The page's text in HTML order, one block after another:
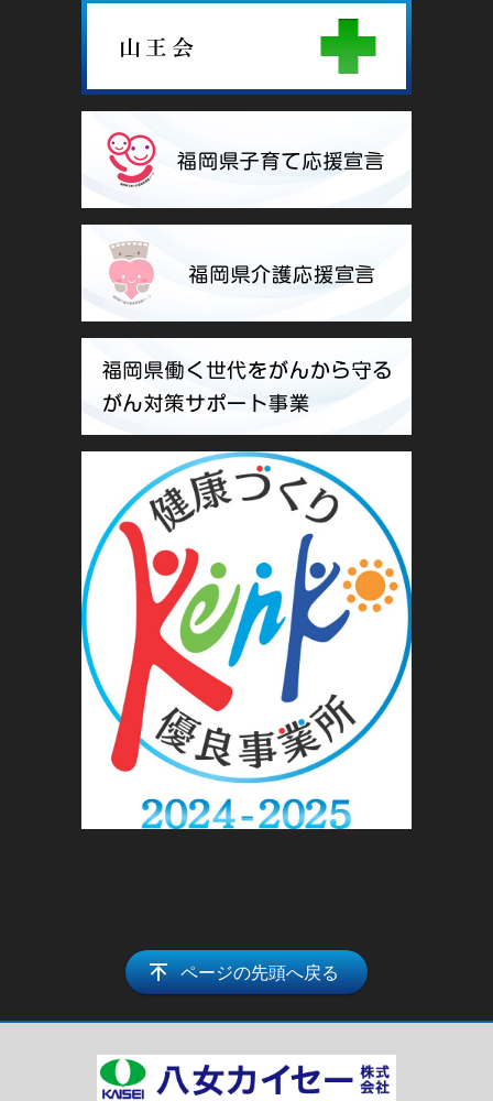
ページの先頭へ戻る